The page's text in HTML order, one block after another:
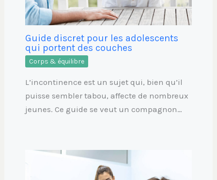
Guide discret pour les adolescents
qui portent des couches
Corps & équilibre
L’incontinence est un sujet qui, bien qu’il
puisse sembler tabou, affecte de nombreux
jeunes. Ce guide se veut un compagnon…